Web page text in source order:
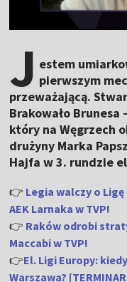
J estem
pierwszym
przeważającą.
Brakowało Brunesa
który na Węgrzech
drużyny Marka
Hajfa w 3. rundzie
👉 Legia walczy o
AEK Larnaka w TVP!
👉 Raków odrobi
Maccabi w TVP!
👉El. Ligi Europy:
Warszawa?